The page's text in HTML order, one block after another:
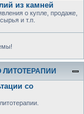
из камней
о купле, продаже,
и т.п.
со